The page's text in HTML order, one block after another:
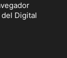
Digital